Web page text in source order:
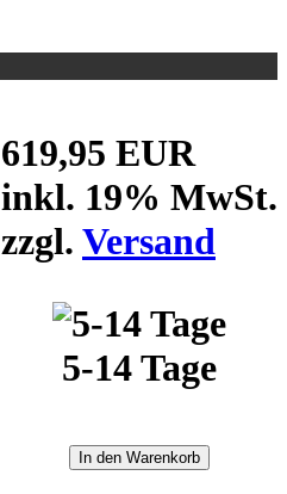
619,95 EUR
inkl. 19% MwSt.
zzgl. Versand
5-14 Tage
In den Warenkorb